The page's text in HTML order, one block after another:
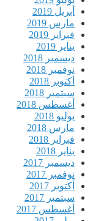
أبريل 2019
مارس 2019
فبراير 2019
يناير 2019
ديسمبر 2018
نوفمبر 2018
أكتوبر 2018
سبتمبر 2018
أغسطس 2018
يوليو 2018
مارس 2018
فبراير 2018
يناير 2018
ديسمبر 2017
نوفمبر 2017
أكتوبر 2017
سبتمبر 2017
أغسطس 2017